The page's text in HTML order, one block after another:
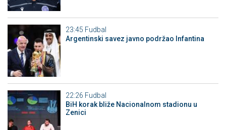
23:45 Fudbal
Argentinski savez javno podržao Infantina
22:26 Fudbal
BiH korak bliže Nacionalnom stadionu u
Zenici